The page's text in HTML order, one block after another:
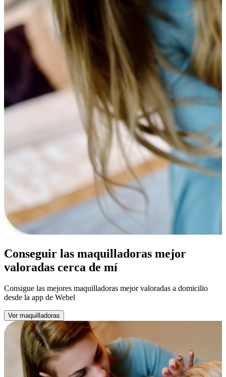
Conseguir las maquilladoras mejor
valoradas cerca de mí
Consigue las mejores maquilladoras mejor valoradas a domicilio
desde la app de Webel
Ver maquilladoras